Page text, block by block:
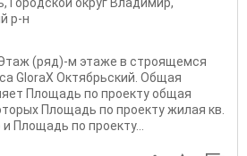
р-н
(ряд)-м этаже в строящемся
GloraX Октябрьский. Общая
Площадь по проекту общая
Площадь по проекту жилая кв.
Площадь по проекту...